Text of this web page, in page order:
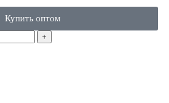
Купить оптом